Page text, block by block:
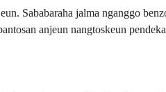
Sababaraha jalma nganggo
anjeun nangtoskeun